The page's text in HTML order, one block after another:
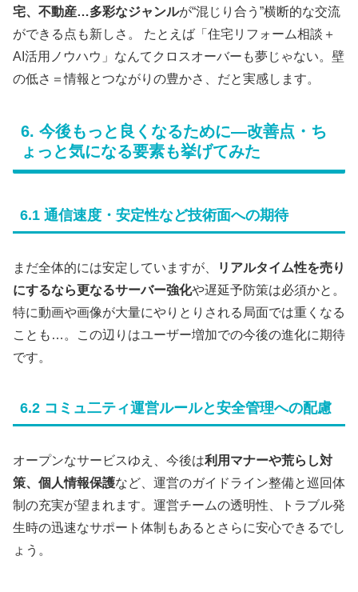
宅、不動産…多彩なジャンルが“混じり合う”横断的な交流
ができる点も新しさ。 たとえば「住宅リフォーム相談＋
AI活用ノウハウ」なんてクロスオーバーも夢じゃない。壁
の低さ＝情報とつながりの豊かさ、だと実感します。
6. 今後もっと良くなるために—改善点・ち
ょっと気になる要素も挙げてみた
6.1 通信速度・安定性など技術面への期待
まだ全体的には安定していますが、
リアルタイム性を売り
にするなら更なるサーバー強化や遅延予防策は必須かと。
特に動画や画像が大量にやりとりされる局面では重くなる
ことも…。この辺りはユーザー増加での今後の進化に期待
です。
6.2 コミュ二ティ運営ルールと安全管理への配慮
オープンなサービスゆえ、今後は利用マナーや荒らし対
策、個人情報保護など、運営のガイドライン整備と巡回体
制の充実が望まれます。運営チームの透明性、トラブル発
生時の迅速なサポート体制もあるとさらに安心できるでし
ょう。